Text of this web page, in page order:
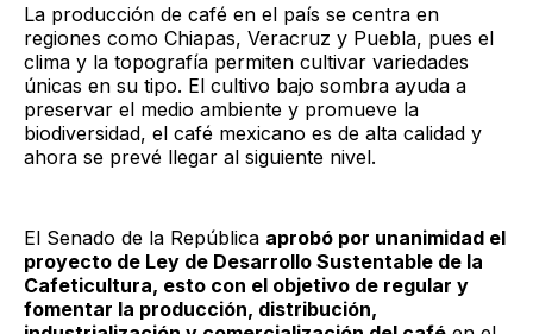
La producción de café en el país se centra en
regiones como Chiapas, Veracruz y Puebla, pues el
clima y la topografía permiten cultivar variedades
únicas en su tipo. El cultivo bajo sombra ayuda a
preservar el medio ambiente y promueve la
biodiversidad, el café mexicano es de alta calidad y
ahora se prevé llegar al siguiente nivel.
El Senado de la República aprobó por unanimidad el
proyecto de Ley de Desarrollo Sustentable de la
Cafeticultura, esto con el objetivo de regular y
fomentar la producción, distribución,